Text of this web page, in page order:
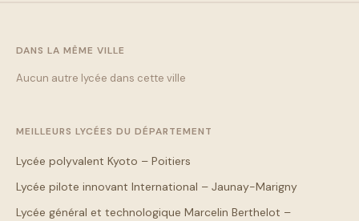
DANS LA MÊME VILLE
Aucun autre lycée dans cette ville
MEILLEURS LYCÉES DU DÉPARTEMENT
Lycée polyvalent Kyoto – Poitiers
Lycée pilote innovant International – Jaunay-Marigny
Lycée général et technologique Marcelin Berthelot –